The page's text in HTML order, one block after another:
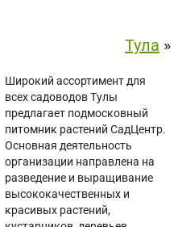
Тула »
Широкий ассортимент для
всех садоводов Тулы
предлагает подмосковный
питомник растений СадЦентр.
Основная деятельность
организации направлена на
разведение и выращивание
высококачественных и
красивых растений,